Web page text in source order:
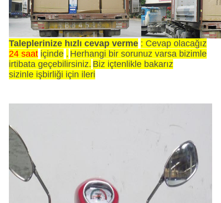
Taleplerinize hızlı cevap verme : Cevap olacağız
24 saat içinde . Herhangi bir sorunuz varsa bizimle
irtibata geçebilirsiniz. Biz içtenlikle bakarız
sizinle işbirliği için ileri